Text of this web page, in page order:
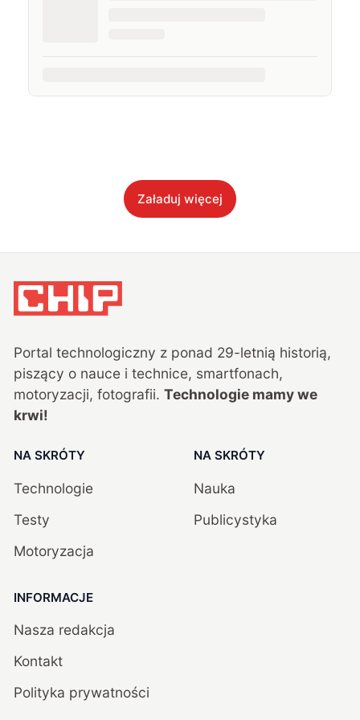
Załaduj więcej
Portal technologiczny z ponad 29-letnią historią,
piszący o nauce i technice, smartfonach,
motoryzacji, fotografii. Technologie mamy we
krwi!
NA SKRÓTY
Technologie
Testy
Motoryzacja
NA SKRÓTY
Nauka
Publicystyka
INFORMACJE
Nasza redakcja
Kontakt
Polityka prywatności